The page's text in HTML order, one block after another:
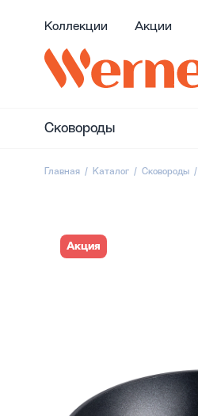
Коллекции Акции
Сковороды
Главная Каталог Сковороды
Акция